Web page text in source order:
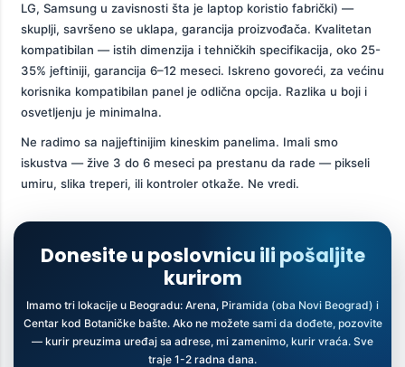
LG, Samsung u zavisnosti šta je laptop koristio fabrički) —
skuplji, savršeno se uklapa, garancija proizvođača. Kvalitetan
kompatibilan — istih dimenzija i tehničkih specifikacija, oko 25-
35% jeftiniji, garancija 6–12 meseci. Iskreno govoreći, za većinu
korisnika kompatibilan panel je odlična opcija. Razlika u boji i
osvetljenju je minimalna.
Ne radimo sa najjeftinijim kineskim panelima. Imali smo
iskustva — žive 3 do 6 meseci pa prestanu da rade — pikseli
umiru, slika treperi, ili kontroler otkaže. Ne vredi.
Donesite u poslovnicu ili pošaljite
kurirom
Imamo tri lokacije u Beogradu: Arena, Piramida (oba Novi Beograd) i
Centar kod Botaničke bašte. Ako ne možete sami da dođete, pozovite
— kurir preuzima uređaj sa adrese, mi zamenimo, kurir vraća. Sve
traje 1-2 radna dana.